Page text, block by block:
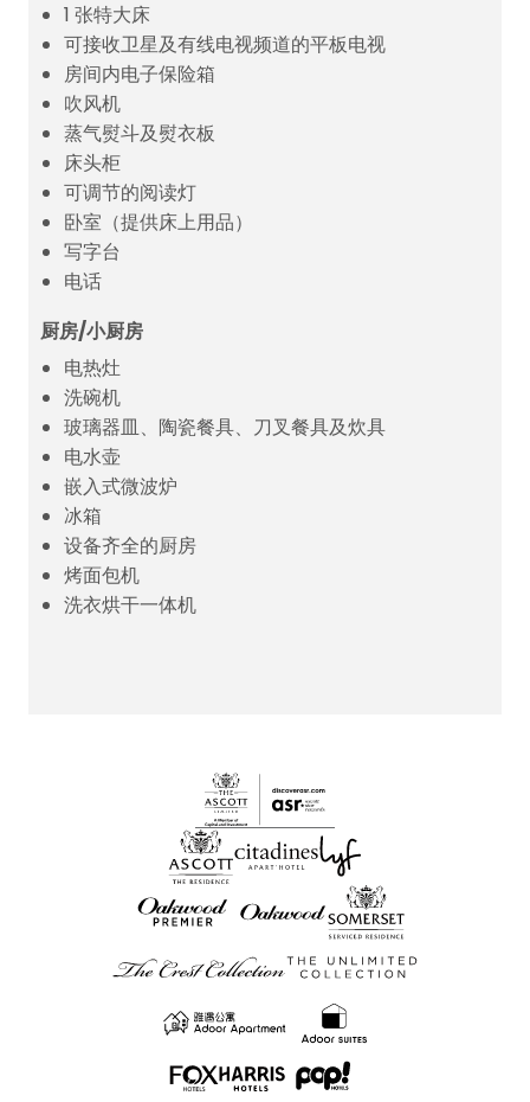
1 张特大床
可接收卫星及有线电视频道的平板电视
房间内电子保险箱
吹风机
蒸气熨斗及熨衣板
床头柜
可调节的阅读灯
卧室（提供床上用品）
写字台
电话
厨房/小厨房
电热灶
洗碗机
玻璃器皿、陶瓷餐具、刀叉餐具及炊具
电水壶
嵌入式微波炉
冰箱
设备齐全的厨房
烤面包机
洗衣烘干一体机